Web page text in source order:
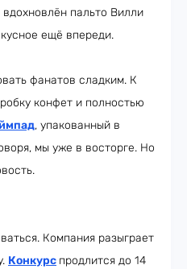
вдохновлён пальто Вилли
ещё впереди.
фанатов сладким. К
конфет и полностью
, упакованный в
мы уже в восторге. Но
Компания разыграет
Конкурс продлится до 14